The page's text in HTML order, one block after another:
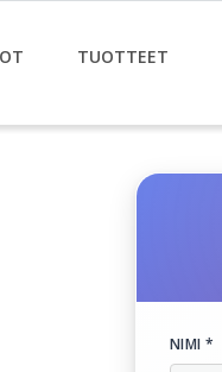
TUOTTEET
NIMI *